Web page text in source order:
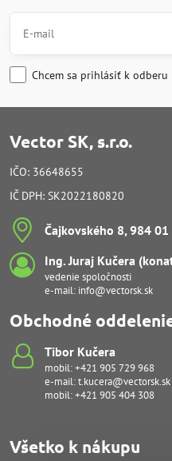
Chcem sa prihlásiť k
Vector SK, s.r.o.
IČO: 36648655
IČ DPH: SK2022180820
Čajkovského 8, 984 01
Ing​. Juraj Kučera
vedenie spoločnosti
e-mail: info@vectorsk.sk
Obchodné
Tibor Kučera
mobil:+421 905 729 968
e-mail:t.kucera@vectorsk.sk
mobil:+421 905 404 308
Všetko k nákupu